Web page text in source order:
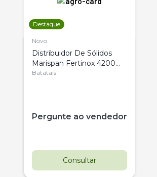
Destaque
Novo
Distribuidor De Sólidos
Marispan Fertinox 4200
Citrus
Batatais
Pergunte ao vendedor
Consultar